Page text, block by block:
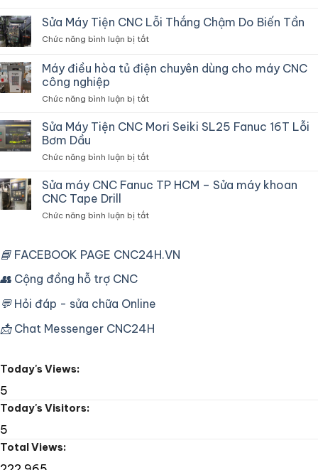
Máy
Cắt
Dây
Fanuc
Robocut
Vận
Sửa Máy Tiện CNC Lỗi Thắng Chậm Do Biến Tần
Chức năng bình luận bị tắtở
Tiện
Lỗi
Chậm
Tần
Máy điều hòa tủ điện chuyên dùng cho máy CNC
công nghiệp
Chức năng bình luận bị tắtở
điều
hòa
điện
dùng
CNC
Sửa Máy Tiện CNC Mori Seiki SL25 Fanuc 16T Lỗi
Bơm Dầu
Chức năng bình luận bị tắtở
Máy
Tiện
Mori
Fanuc
Dầu
Sửa máy CNC Fanuc TP HCM – Sửa máy khoan
CNC Tape Drill
Chức năng bình luận bị tắtở
CNC
–
Sửa
máy
khoan
📘 FACEBOOK PAGE CNC24H.VN
👥 Cộng đồng hỗ trợ CNC
💬Hỏi đáp - sửa chữa Online
📩Chat Messenger CNC24H
Today's Views:
5
Today's Visitors:
5
Total Views: